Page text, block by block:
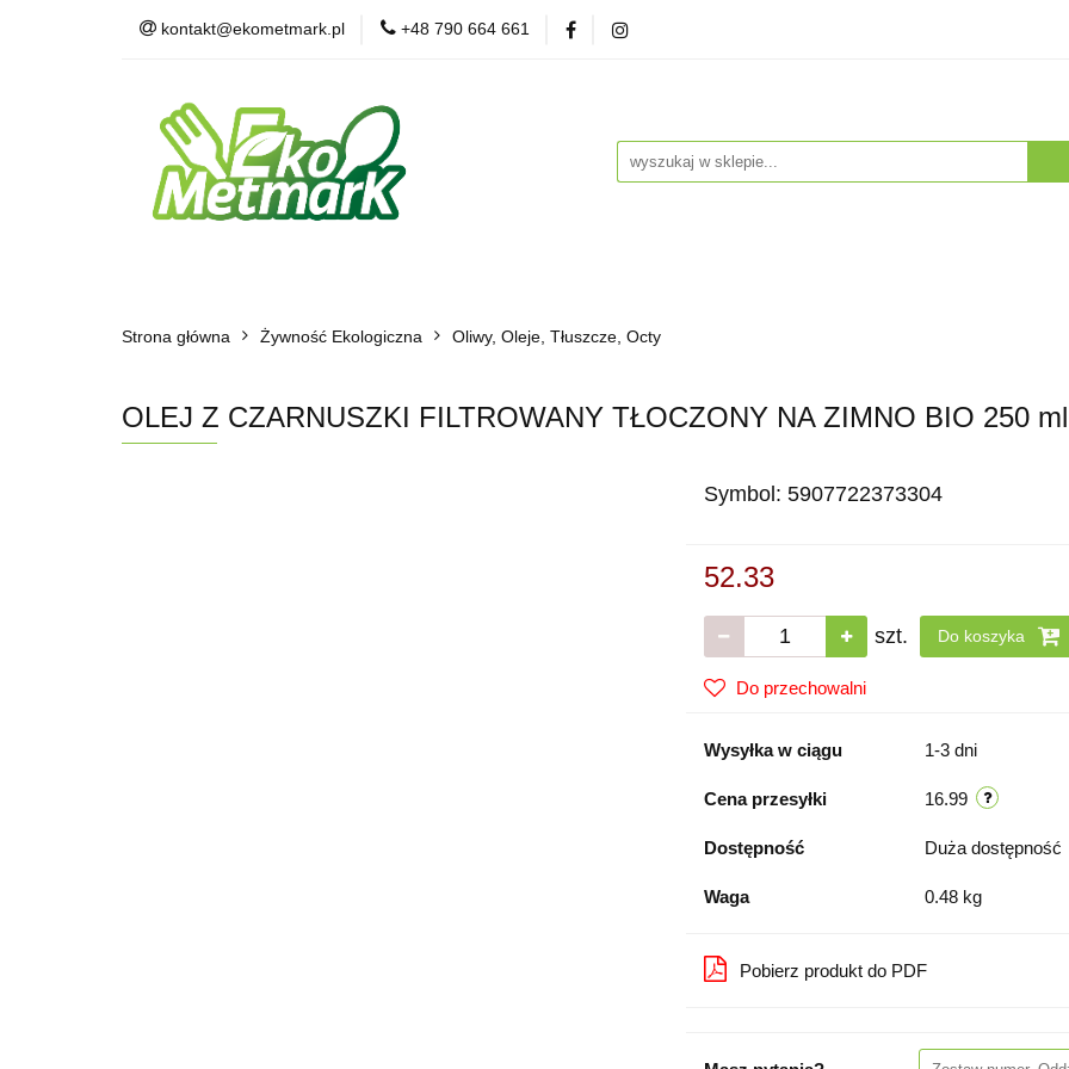
kontakt@ekometmark.pl +48 790 664 661
Dla Zwierząt BLOG POLECAMY BESTSELLERY
Żywność Ekologiczna Herbaty i Kawy
Witaminy i Suplementy
POLECAMY
Strona główna Żywność Ekologiczna Oliwy, Oleje, Tłuszcze, Octy
OLEJ Z CZARNUSZKI FILTROWANY TŁOCZONY NA ZIMNO BIO 250
Symbol: 5907722373304
52.33
szt. Do koszyka
Do przechowalni
Wysyłka w ciągu 1-3 dni
Cena przesyłki 16.99
Dostępność Duża dostępność
Waga 0.48 kg
Pobierz produkt do PDF